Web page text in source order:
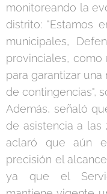
monitoreando la
distrito: "Estamos
municipales,
provinciales,
para garantizar
de contingencias",
Además, señaló
de asistencia a las
aclaró que aún
precisión el
ya que el